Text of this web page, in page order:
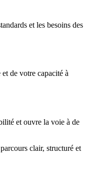
et les besoins des
de votre capacité à
et ouvre la voie à de
clair, structuré et